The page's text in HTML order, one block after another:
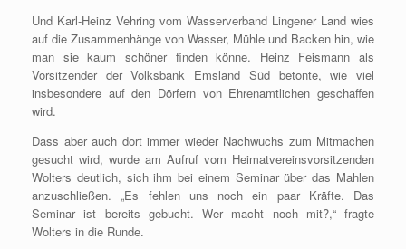
Und Karl-Heinz Vehring vom Wasserverband Lingener Land wies
auf die Zusammenhänge von Wasser, Mühle und Backen hin, wie
man sie kaum schöner finden könne. Heinz Feismann als
Vorsitzender der Volksbank Emsland Süd betonte, wie viel
insbesondere auf den Dörfern von Ehrenamtlichen geschaffen
wird.
Dass aber auch dort immer wieder Nachwuchs zum Mitmachen
gesucht wird, wurde am Aufruf vom Heimatvereinsvorsitzenden
Wolters deutlich, sich ihm bei einem Seminar über das Mahlen
anzuschließen. „Es fehlen uns noch ein paar Kräfte. Das
Seminar ist bereits gebucht. Wer macht noch mit?,“ fragte
Wolters in die Runde.